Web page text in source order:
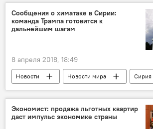
Амиль Аббасов
ИГ
вербовщики
Сообщения о химатаке в Сирии:
команда Трампа готовится к
дальнейшим шагам
8 апреля 2018, 18:49
Новости Новости мира
Сирия
США
Стивен Мнучин химатака
Экономист: продажа льготных квартир
даст импульс экономике страны